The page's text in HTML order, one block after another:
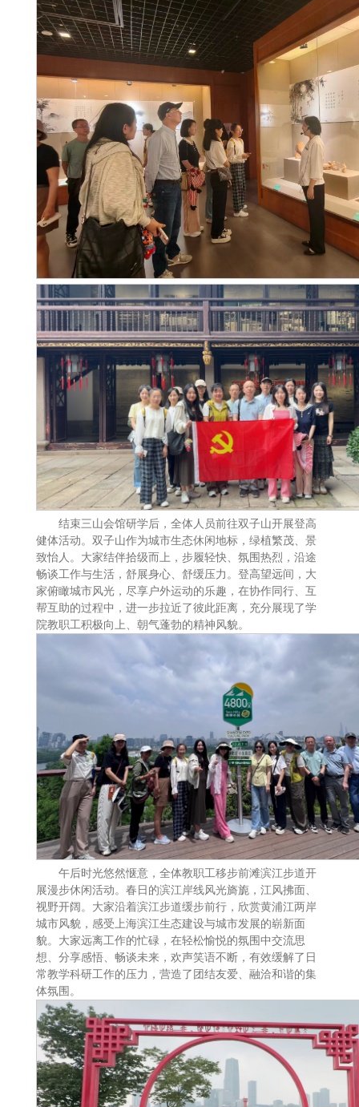
结束三山会馆研学后，全体人员前往双子山开展登高
健体活动。双子山作为城市生态休闲地标，绿植繁茂、景
致怡人。大家结伴拾级而上，步履轻快、氛围热烈，沿途
畅谈工作与生活，舒展身心、舒缓压力。登高望远间，大
家俯瞰城市风光，尽享户外运动的乐趣，在协作同行、互
帮互助的过程中，进一步拉近了彼此距离，充分展现了学
院教职工积极向上、朝气蓬勃的精神风貌。
午后时光悠然惬意，全体教职工移步前滩滨江步道开
展漫步休闲活动。春日的滨江岸线风光旖旎，江风拂面、
视野开阔。大家沿着滨江步道缓步前行，欣赏黄浦江两岸
城市风貌，感受上海滨江生态建设与城市发展的崭新面
貌。大家远离工作的忙碌，在轻松愉悦的氛围中交流思
想、分享感悟、畅谈未来，欢声笑语不断，有效缓解了日
常教学科研工作的压力，营造了团结友爱、融洽和谐的集
体氛围。